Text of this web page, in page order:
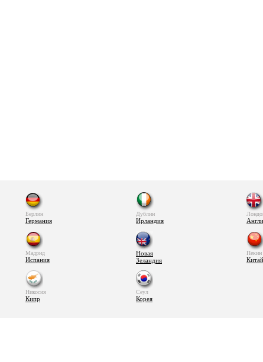
Берлин
Германия
Дублин
Ирландия
Мадрид
Испания
Новая
Зеландия
Пекин
Китай
Никосия
Кипр
Сеул
Корея